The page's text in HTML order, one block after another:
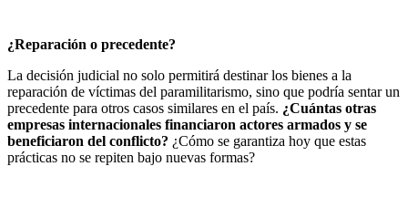
¿Reparación o precedente?
La decisión judicial no solo permitirá destinar los bienes a la
reparación de víctimas del paramilitarismo, sino que podría sentar un
precedente para otros casos similares en el país. ¿Cuántas otras
empresas internacionales financiaron actores armados y se
beneficiaron del conflicto? ¿Cómo se garantiza hoy que estas
prácticas no se repiten bajo nuevas formas?